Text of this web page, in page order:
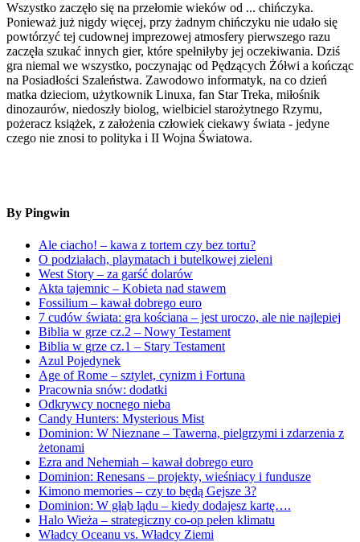
Wszystko zaczęło się na przełomie wieków od ... chińczyka.
Ponieważ już nigdy więcej, przy żadnym chińczyku nie udało się
powtórzyć tej cudownej imprezowej atmosfery pierwszego razu
zaczęła szukać innych gier, które spełniłyby jej oczekiwania. Dziś
gra niemal we wszystko, poczynając od Pędzących Żółwi a kończąc
na Posiadłości Szaleństwa. Zawodowo informatyk, na co dzień
matka dzieciom, użytkownik Linuxa, fan Star Treka, miłośnik
dinozaurów, niedoszły biolog, wielbiciel starożytnego Rzymu,
pożeracz książek, z założenia człowiek ciekawy świata - jedyne
czego nie znosi to polityka i II Wojna Światowa.
By Pingwin
Ale ciacho! – kawa z tortem czy bez tortu?
O podziałach, playmatach i butelkowej zieleni
West Story – za garść dolarów
Akta tajemnic – Kobieta nad stawem
Fossilium – kawał dobrego euro
7 cudów świata: gra kościana – jest uroczo, ale nie najlepiej
Biblia w grze cz.2 – Nowy Testament
Biblia w grze cz.1 – Stary Testament
Azul Pojedynek
Age of Rome – sztylet, cynizm i Fortuna
Pracownia snów: dodatki
Odkrywcy nocnego nieba
Candy Hunters: Mysterious Mist
Dominion: W Nieznane – Tawerna, pielgrzymi i zdarzenia z
żetonami
Ezra and Nehemiah – kawał dobrego euro
Dominion: Renesans – projekty, wieśniacy i fundusze
Kimono memories – czy to będą Gejsze 3?
Dominion: W głąb lądu – kiedy dodajesz kartę….
Halo Wieża – strategiczny co-op pełen klimatu
Władcy Oceanu vs. Władcy Ziemi